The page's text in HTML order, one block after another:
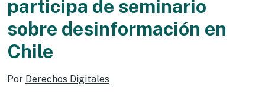
participa de seminario
sobre desinformación en
Chile
Por Derechos Digitales